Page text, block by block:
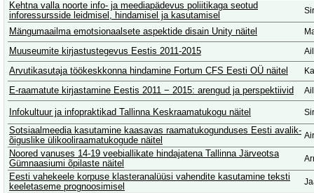
Kehtna valla noorte info- ja meediapädevus poliitikaga seotud
inforessursside leidmisel, hindamisel ja kasutamisel
Mängumaailma emotsionaalsete aspektide disain Unity näitel
Muuseumite kirjastustegevus Eestis 2011-2015
Arvutikasutaja töökeskkonna hindamine Fortum CFS Eesti OÜ näitel
E-raamatute kirjastamine Eestis 2011 − 2015: arengud ja perspektiivid
Infokultuur ja infopraktikad Tallinna Keskraamatukogu näitel
Sotsiaalmeedia kasutamine kaasavas raamatukogunduses Eesti avalik-
õiguslike ülikooliraamatukogude näitel
Noored vanuses 14-19 veebiallikate hindajatena Tallinna Järveotsa
Gümnaasiumi õpilaste näitel
Eesti vahekeele korpuse klasteranalüüsi vahendite kasutamine teksti
keeletaseme prognoosimisel